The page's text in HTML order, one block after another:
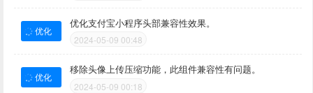
优化
优化支付宝小程序头部兼容性效果。
2024-05-09 00:48
优化
移除头像上传压缩功能，此组件兼容性有问题。
2024-05-09 00:18